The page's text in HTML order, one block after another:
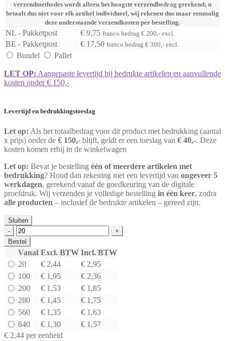
verzendmethodes wordt alleen het hoogste verzendbedrag gerekend; u
betaalt dus niet voor elk artikel individueel, wij rekenen dus maar eenmalig
deze onderstaande verzendkosten per bestelling.
NL - Pakketpost € 9,75 franco bedrag € 200,- excl.
BE - Pakketpost € 17,50 franco bedrag € 300,- excl.
Bundel Pallet
LET OP: Aangepaste levertijd bij bedrukte artikelen en aanvullende
kosten onder € 150,-
Levertijd en bedrukkingstoeslag
Let op: Als het totaalbedrag voor dit product met bedrukking (aantal
x prijs) onder de € 150,- blijft, geldt er een toeslag van € 40,-. Deze
kosten komen erbij in de winkelwagen
Let op: Bevat je bestelling één of meerdere artikelen met
bedrukking? Houd dan rekening met een levertijd van ongeveer 5
werkdagen, gerekend vanaf de goedkeuring van de digitale
proefdruk. Wij verzenden je volledige bestelling in één keer, zodra
alle producten – inclusief de bedrukte artikelen – gereed zijn.
Sluiten
Kartonnen
doos
enkele
golf
(C)
bruin
790
x
390
x
380
mm
Bestel
Vanaf Excl. BTW Incl. BTW
20
€ 2,44
€ 2,95
100
€ 1,95
€ 2,36
200
€ 1,53
€ 1,85
280
€ 1,45
€ 1,75
560
€ 1,35
€ 1,63
840
€ 1,30
€ 1,57
€ 2,44 per eenheid